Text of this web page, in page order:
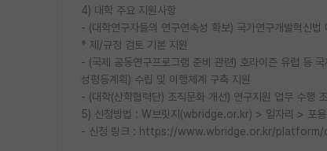
4) 대학 주요 지원사항
- (대학연구자들의 연구연속성 확보) 국가연구개발혁신
* 제/규정 검토 기본 지원
- (국제 공동연구프로그램 준비 관련) 호라이즌 유럽 등
성평등계획) 수립 및 이행체계 구축 지원
- (대학(산학협력단) 조직문화 개선) 연구지원 업무 수행
5) 신청방법 : W브릿지(wbridge.or.kr) > 일자리 > 포용
- 신청 링크 : https://www.wbridge.or.kr/